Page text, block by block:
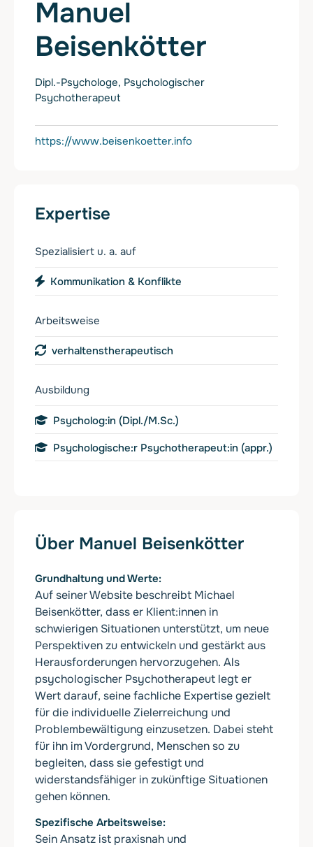
Manuel
Beisenkötter
Dipl.-Psychologe, Psychologischer
Psychotherapeut
https://www.beisenkoetter.info
Expertise
Spezialisiert u. a. auf
Kommunikation & Konflikte
Arbeitsweise
verhaltenstherapeutisch
Ausbildung
Psycholog:in (Dipl./M.Sc.)
Psychologische:r Psychotherapeut:in (appr.)
Über Manuel Beisenkötter
Grundhaltung und Werte
Auf seiner Website beschreibt Michael
Beisenkötter, dass er Klient:innen in
schwierigen Situationen unterstützt, um neue
Perspektiven zu entwickeln und gestärkt aus
Herausforderungen hervorzugehen. Als
psychologischer Psychotherapeut legt er
Wert darauf, seine fachliche Expertise gezielt
für die individuelle Zielerreichung und
Problembewältigung einzusetzen. Dabei steht
für ihn im Vordergrund, Menschen so zu
begleiten, dass sie gefestigt und
widerstandsfähiger in zukünftige Situationen
gehen können.
Spezifische Arbeitsweise
Sein Ansatz ist praxisnah und